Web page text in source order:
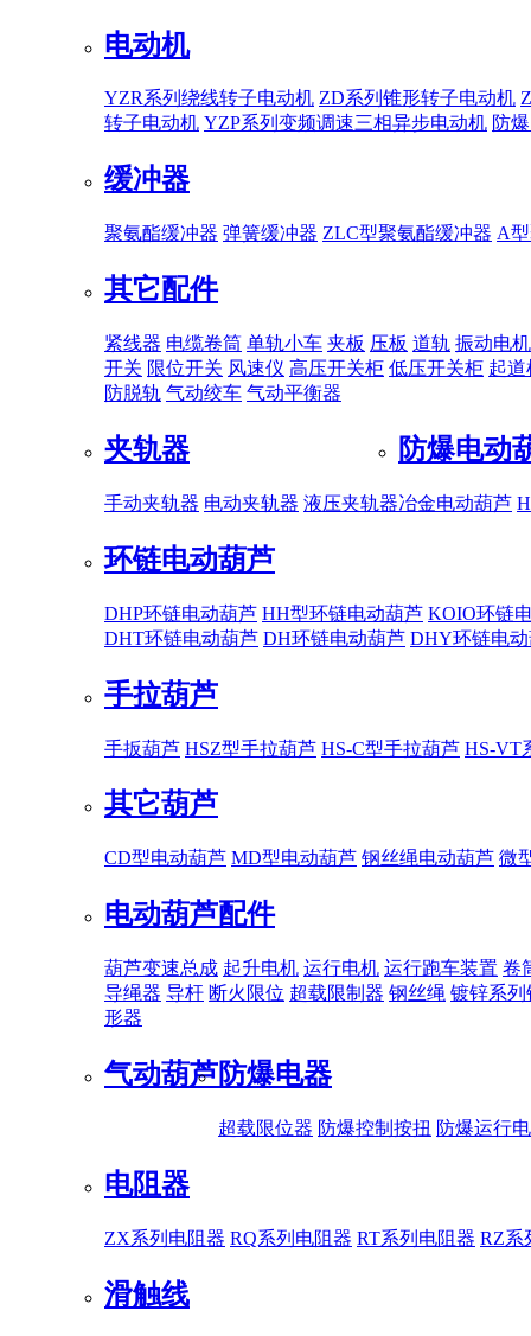
电动机
YZR系列绕线转子电动机 ZD系列锥形转子电动机
转子电动机 YZP系列变频调速三相异步电动机 防
缓冲器
聚氨酯缓冲器 弹簧缓冲器 ZLC型聚氨酯缓冲器 A
其它配件
紧线器 电缆卷筒 单轨小车 夹板 压板 道轨 振动电机
开关 限位开关 风速仪 高压开关柜 低压开关柜 起道
防脱轨 气动绞车 气动平衡器
夹轨器
手动夹轨器 电动夹轨器 液压夹轨器
防爆电动
冶金电动葫芦
环链电动葫芦
DHP环链电动葫芦 HH型环链电动葫芦 KOIO环链
DHT环链电动葫芦 DH环链电动葫芦 DHY环链电
手拉葫芦
手扳葫芦 HSZ型手拉葫芦 HS-C型手拉葫芦 HS-VT
其它葫芦
CD型电动葫芦 MD型电动葫芦 钢丝绳电动葫芦 微
电动葫芦配件
葫芦变速总成 起升电机 运行电机 运行跑车装置 卷
导绳器 导杆 断火限位 超载限制器 钢丝绳 镀锌系列
形器
气动葫芦防爆电器
超载限位器 防爆控制按扭 防爆运行
电阻器
ZX系列电阻器 RQ系列电阻器 RT系列电阻器 RZ系
滑触线